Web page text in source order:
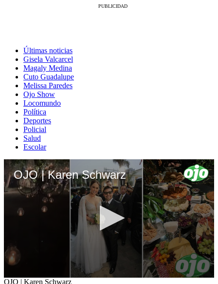
Últimas noticias
Gisela Valcarcel
Magaly Medina
Cuto Guadalupe
Melissa Paredes
Ojo Show
Locomundo
Política
Deportes
Policial
Salud
Escolar
OJO | Karen Schwarz
0
OJO | Karen Schwarz